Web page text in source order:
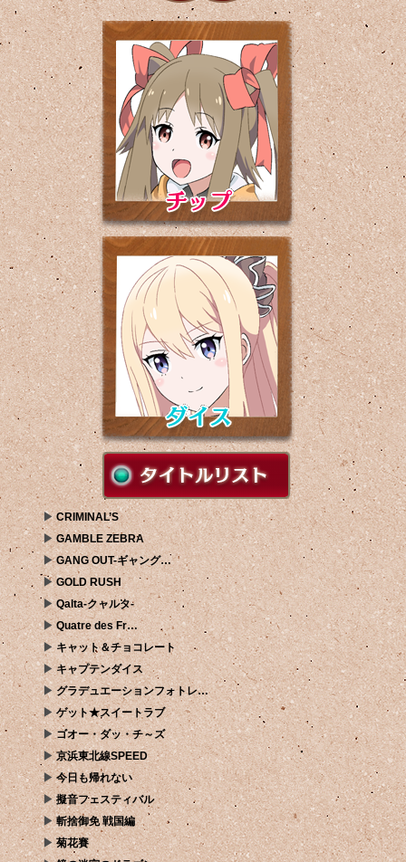
CRIMINAL’S
GAMBLE ZEBRA
GANG OUT-ギャング…
GOLD RUSH
Qalta-クャルタ-
Quatre des Fr…
キャット＆チョコレート
キャプテンダイス
グラデュエーションフォトレ…
ゲット★スイートラブ
ゴオー・ダッ・チ～ズ
京浜東北線SPEED
今日も帰れない
擬音フェスティバル
斬捨御免 戦国編
菊花賽